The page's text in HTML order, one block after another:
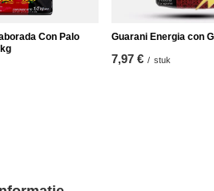
Con Palo
Guarani Energia con
7,97 € / stuk